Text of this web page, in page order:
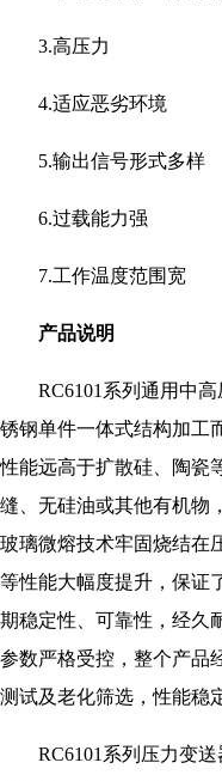
3.高压力
4.适应恶劣环境
5.输出信号形式多样
6.过载能力强
7.工作温度范围宽
产品说明
RC6101系列通用中
锈钢单件一体式结构加工
性能远高于扩散硅、陶瓷
缝、无硅油或其他有机物
玻璃微熔技术牢固烧结在
等性能大幅度提升，保证
期稳定性、可靠性，经久
参数严格受控，整个产品
测试及老化筛选，性能稳
RC6101系列压力变